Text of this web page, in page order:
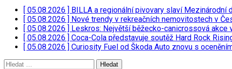
[ 05.08.2026 ] BILLA a regionální pivovary slaví Mezinárodní
[ 05.08.2026 ] Nové trendy v rekreačních nemovitostech v
[ 05.08.2026 ] Leskros: Největší běžecko-canicrossová akce
[ 05.08.2026 ] Coca-Cola představuje soutěž Hard Rock
[ 05.08.2026 ] Curiosity Fuel od Škoda Auto znovu s
Vyhledávání